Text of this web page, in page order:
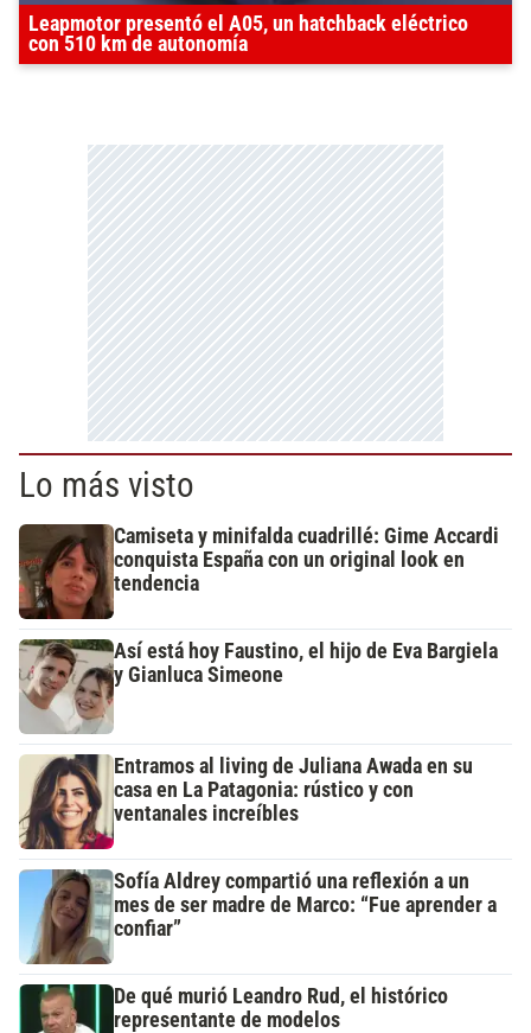
Leapmotor presentó el A05, un hatchback eléctrico
con 510 km de autonomía
Lo más visto
Camiseta y minifalda cuadrillé: Gime Accardi
conquista España con un original look en
tendencia
Así está hoy Faustino, el hijo de Eva Bargiela
y Gianluca Simeone
Entramos al living de Juliana Awada en su
casa en La Patagonia: rústico y con
ventanales increíbles
Sofía Aldrey compartió una reflexión a un
mes de ser madre de Marco: “Fue aprender a
confiar”
De qué murió Leandro Rud, el histórico
representante de modelos